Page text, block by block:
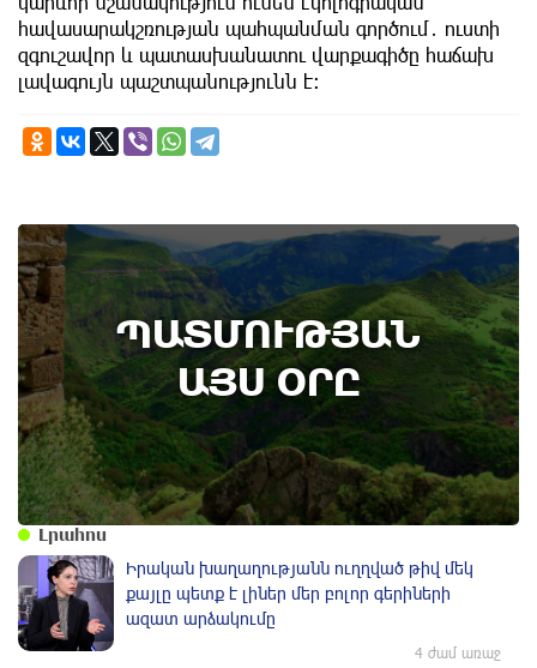
հավասարակշռության պահպանման գործում․ ուստի
զգուշավոր և պատասխանատու վարքագիծը հաճախ
լավագույն պաշտպանությունն է։
ՊԱՏՄՈՒԹՅԱՆ
ԱՅՍ ՕՐԸ
8th of August
Տեղի է ունեցել Գառնիի ճակատամարտը.
պատմության այս օրը (8 օգոստոս)
Լրահոս
Իրական խաղաղությանն ուղղված թիվ մեկ
քայլը պետք է լիներ մեր բոլոր գերիների
ազատ արձակումը
4 ժամ առաջ